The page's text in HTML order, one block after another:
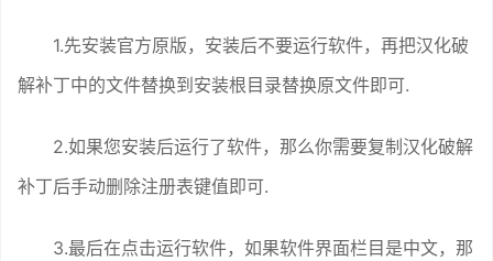
1.先安装官方原版，安装后不要运行软件，再把汉化破
解补丁中的文件替换到安装根目录替换原文件即可.
2.如果您安装后运行了软件，那么你需要复制汉化破解
补丁后手动删除注册表键值即可.
3.最后在点击运行软件，如果软件界面栏目是中文，那